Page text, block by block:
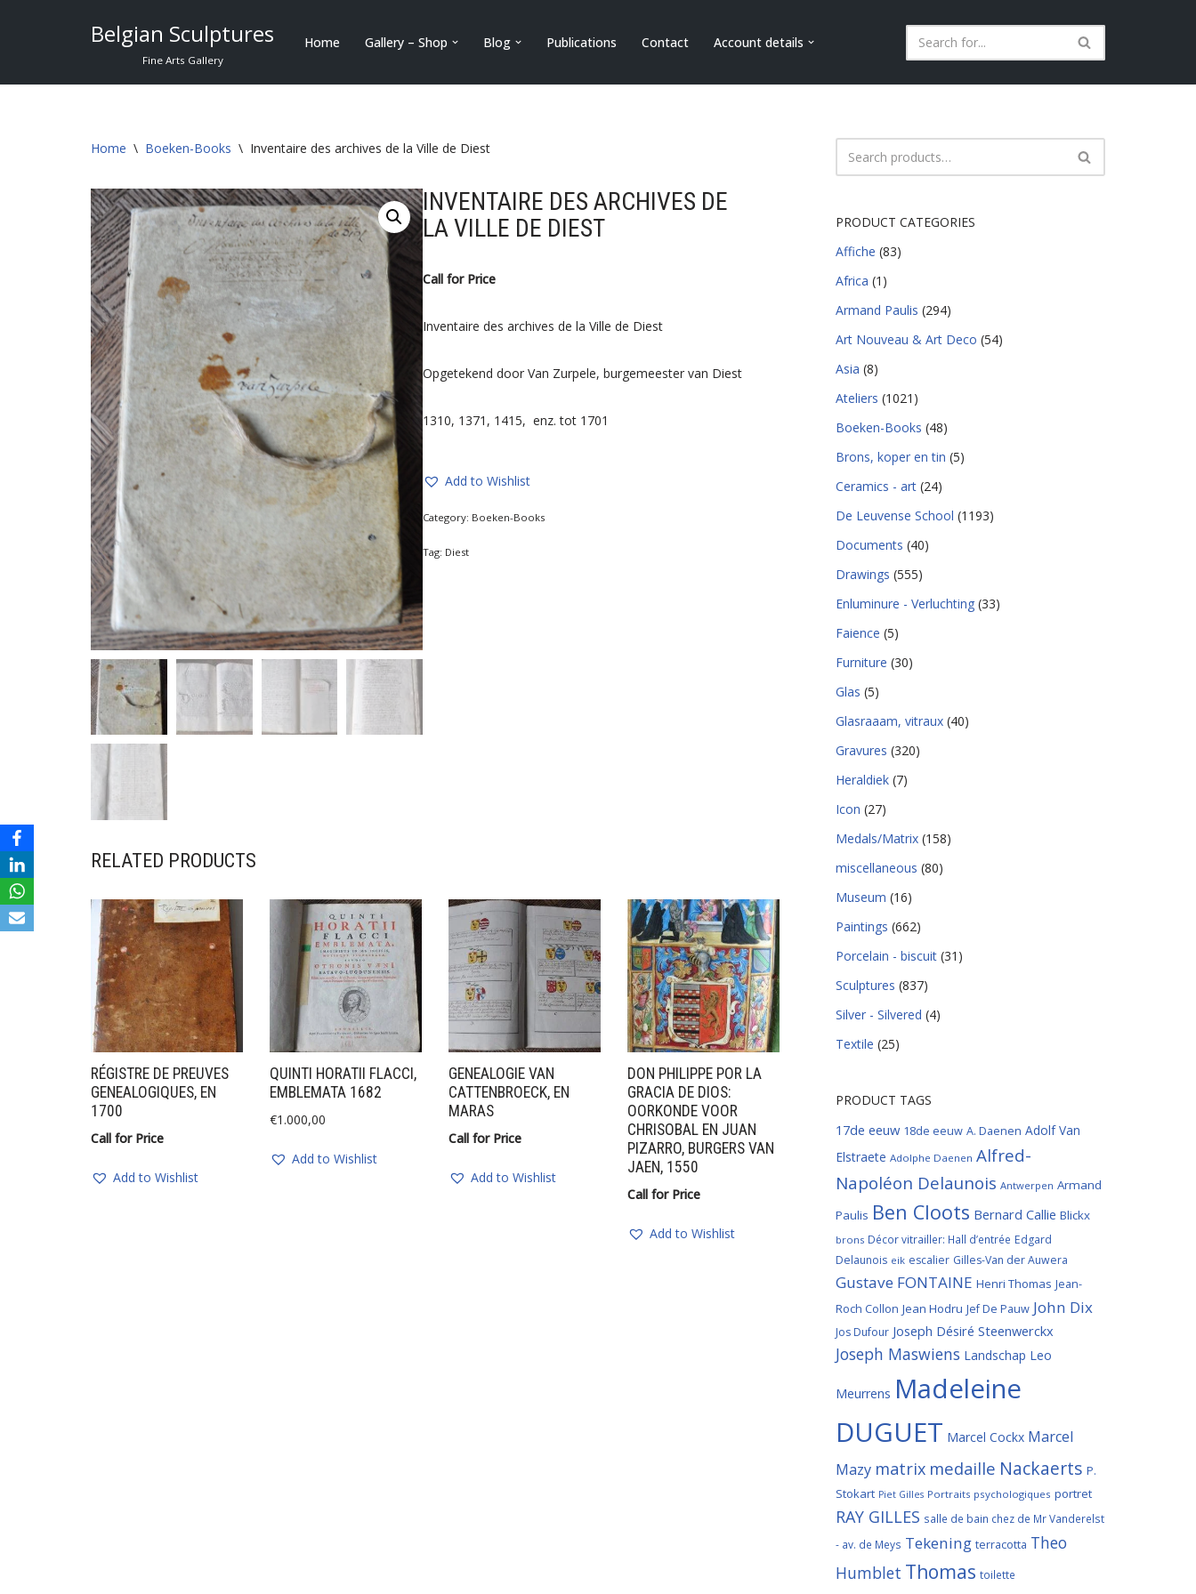
content
Belgian Sculptures
Fine Arts Gallery
Home Gallery – Shop Blog Publications Contact Account details
Home \ Boeken-Books \ Inventaire des archives de la Ville de Diest
INVENTAIRE DES ARCHIVES DE
LA VILLE DE DIEST
Call for Price
Inventaire des archives de la Ville de Diest
Opgetekend door Van Zurpele, burgemeester van Diest
1310, 1371, 1415, enz. tot 1701
Add to Wishlist
Category: Boeken-Books
Tag: Diest
RELATED PRODUCTS
RÉGISTRE DE PREUVES
GENEALOGIQUES, EN
1700
Call for Price
Add to Wishlist
QUINTI HORATII FLACCI,
EMBLEMATA 1682
€1.000,00
Add to Wishlist
GENEALOGIE VAN
CATTENBROECK, EN
MARAS
Call for Price
Add to Wishlist
DON PHILIPPE POR LA
GRACIA DE DIOS:
OORKONDE VOOR
CHRISOBAL EN JUAN
PIZARRO, BURGERS VAN
JAEN, 1550
Call for Price
Add to Wishlist
PRODUCT CATEGORIES
Affiche (83)
Africa (1)
Armand Paulis (294)
Art Nouveau & Art Deco (54)
Asia (8)
Ateliers (1021)
Boeken-Books (48)
Brons, koper en tin (5)
Ceramics - art (24)
De Leuvense School (1193)
Documents (40)
Drawings (555)
Enluminure - Verluchting (33)
Faience (5)
Furniture (30)
Glas (5)
Glasraaam, vitraux (40)
Gravures (320)
Heraldiek (7)
Icon (27)
Medals/Matrix (158)
miscellaneous (80)
Museum (16)
Paintings (662)
Porcelain - biscuit (31)
Sculptures (837)
Silver - Silvered (4)
Textile (25)
PRODUCT TAGS
17de eeuw 18de eeuw A. Daenen Adolf Van
Elstraete Adolphe Daenen Alfred-
Napoléon Delaunois Antwerpen Armand
Paulis Ben Cloots Bernard Callie Blickx
brons Décor vitrailler: Hall d’entrée Edgard
Delaunois eik escalier Gilles-Van der Auwera
Gustave FONTAINE Henri Thomas Jean-
Roch Collon Jean Hodru Jef De Pauw John Dix
Jos Dufour Joseph Désiré Steenwerckx
Joseph Maswiens Landschap Leo
Meurrens Madeleine
DUGUET Marcel Cockx Marcel
Mazy matrix medaille Nackaerts P.
Stokart Piet Gilles Portraits psychologiques portret
RAY GILLES salle de bain chez de Mr Vanderelst
- av. de Meys Tekening terracotta Theo
Humblet Thomas toilette